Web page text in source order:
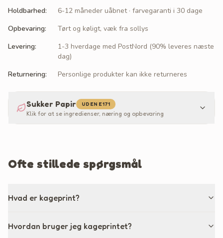
Holdbarhed:
6-12 måneder uåbnet · farvegaranti i 30 dage
Opbevaring:
Tørt og køligt, væk fra sollys
Levering:
1-3 hverdage med PostNord (90% leveres næste
dag)
Returnering: Personlige produkter kan ikke returneres
Sukker Papir UDEN E171
Klik for at se ingredienser, næring og opbevaring
Ofte stillede spørgsmål
Hvad er kageprint?
Hvordan bruger jeg kageprintet?